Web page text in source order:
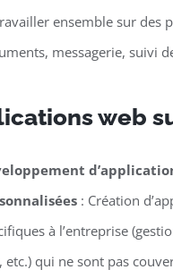
ensemble sur des
messagerie, suivi
web
: Création
à l’entreprise
etc.) qui ne sont pas